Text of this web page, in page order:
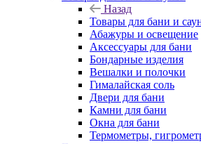
Назад
Товары для бани и
Абажуры и освещение
Аксессуары для бани
Бондарные изделия
Вешалки и полочки
Гималайская соль
Двери для бани
Камни для бани
Окна для бани
Термометры,